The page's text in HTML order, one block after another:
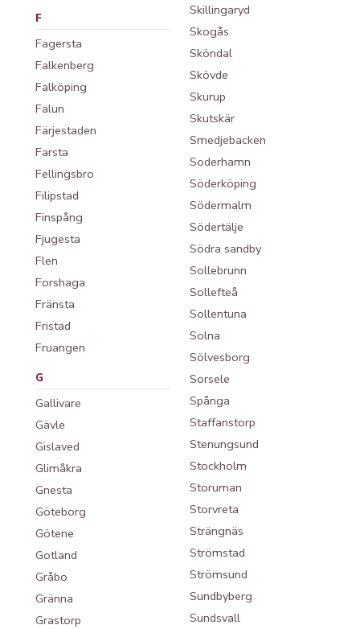
F
Fagersta
Falkenberg
Falköping
Falun
Färjestaden
Farsta
Fellingsbro
Filipstad
Finspång
Fjugesta
Flen
Forshaga
Fränsta
Fristad
Fruangen
G
Gallivare
Gävle
Gislaved
Glimåkra
Gnesta
Göteborg
Götene
Gotland
Gråbo
Gränna
Grastorp
Skillingaryd
Skogås
Sköndal
Skövde
Skurup
Skutskär
Smedjebacken
Soderhamn
Söderköping
Södermalm
Södertälje
Södra sandby
Sollebrunn
Sollefteå
Sollentuna
Solna
Sölvesborg
Sorsele
Spånga
Staffanstorp
Stenungsund
Stockholm
Storuman
Storvreta
Strängnäs
Strömstad
Strömsund
Sundbyberg
Sundsvall